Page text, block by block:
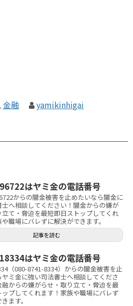
金融 yamikinhigai
はヤミ金の電話番号
からの闇金被害を止めたいなら闇金に
へ相談してください！闇金からの嫌が
立て・脅迫を最短即日ストップしてくれ
職場にバレずに解決ができます。
記事を読む
はヤミ金の電話番号
（080-8741-8334）からの闇金被害を止
ミ金に強い司法書士へ相談してくださ
融からの嫌がらせ・取り立て・脅迫を最
プしてくれます！家族や職場にバレず
ます。